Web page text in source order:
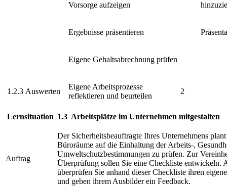
Vorsorge aufzeigen
Ergebnisse präsentieren
Eigene Gehaltsabrechnung prüfen
1.2.3 Auswerten
Eigene Arbeitsprozesse
reflektieren und beurteilen
2
Lernsituation 1.3 Arbeitsplätze im Unternehmen mitgestalten
Auftrag
Der Sicherheitsbeauftragte Ihres Unternehmens
Büroräume auf die Einhaltung der Arbeits-,
Umweltschutzbestimmungen zu prüfen. Zur
Überprüfung sollen Sie eine Checkliste entwickeln.
überprüfen Sie anhand dieser Checkliste ihren
und geben ihrem Ausbilder ein Feedback.